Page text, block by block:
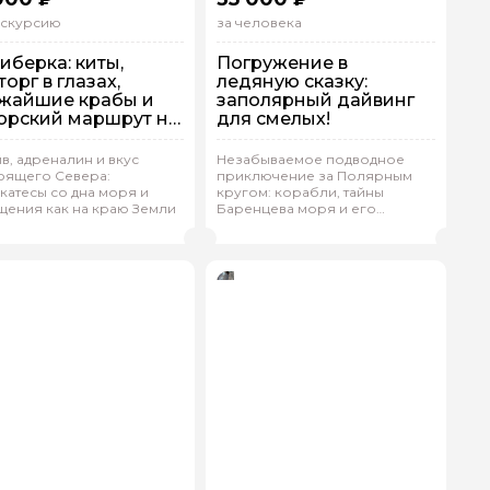
киты,
в глазах,
крабы и
маршрут на
адреналин и вкус
Севера:
со дна моря и
как на краю Земли
132
машине
за человека
Погружение в
ледяную сказку:
заполярный дайвинг
для смелых!
Незабываемое подводное
приключение за Полярным
кругом: корабли, тайны
Баренцева моря и его
Андрей.Г 132
Индивидуальная
На машине